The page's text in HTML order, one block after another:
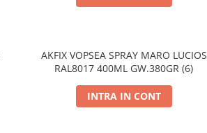
AKFIX VOPSEA SPRAY MARO LUCIOS
RAL8017 400ML GW.380GR (6)
INTRA IN CONT